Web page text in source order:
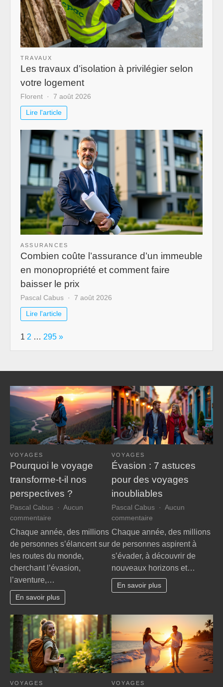
TRAVAUX
Les travaux d’isolation à privilégier selon
votre logement
Florent 7 août 2026
Lire l'article
ASSURANCES
Combien coûte l’assurance d’un immeuble
en monopropriété et comment faire
baisser le prix
Pascal Cabus 7 août 2026
Lire l'article
Page:
1 2 … 295 Next
»
VOYAGES
Pourquoi le voyage
transforme-t-il nos
perspectives ?
Pascal Cabus
Aucun
commentaire
Pourquoi
voyage
transforme-
t-
il
nos
perspectives
Chaque année, des millions
de personnes s’élancent sur
les routes du monde,
cherchant l’évasion,
l’aventure,…
En savoir plus
VOYAGES
Évasion : 7 astuces
pour des voyages
inoubliables
Pascal Cabus
Aucun
commentaire
Évasion
7
astuces
pour
des
voyages
Chaque année, des millions
de personnes aspirent à
s’évader, à découvrir de
nouveaux horizons et…
En savoir plus
VOYAGES VOYAGES